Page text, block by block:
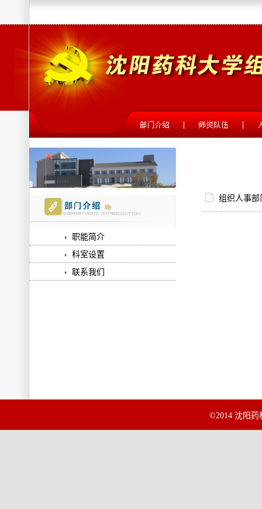
职能简介
科室设置
联系我们
组织人事部
©2014 沈阳药